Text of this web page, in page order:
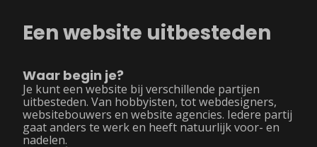
Een website uitbesteden
Waar begin je?
Je kunt een website bij verschillende partijen
uitbesteden. Van hobbyisten, tot webdesigners,
websitebouwers en website agencies. Iedere partij
gaat anders te werk en heeft natuurlijk voor- en
nadelen.